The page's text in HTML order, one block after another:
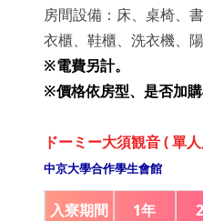
房間設備：床、桌椅、
衣櫃、鞋櫃、洗衣機、
※電費另計。
※價格依房型、 是否加
ドーミー大須観音 ( 單
中京大學合作學生會館
入寮期間 1年